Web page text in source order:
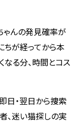
ゃんの発見確率が
ちが経ってから本
る分、時間とコス
日・翌日から捜索
、迷い猫探しの実